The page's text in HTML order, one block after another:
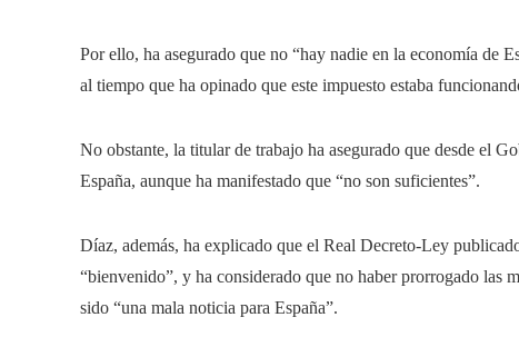
Por ello, ha asegurado que no “hay nadie en la economía de
al tiempo que ha opinado que este impuesto estaba
No obstante, la titular de trabajo ha asegurado que desde el
España, aunque ha manifestado que “no son suficientes”.
Díaz, además, ha explicado que el Real Decreto-Ley
“bienvenido”, y ha considerado que no haber prorrogado las
sido “una mala noticia para España”.